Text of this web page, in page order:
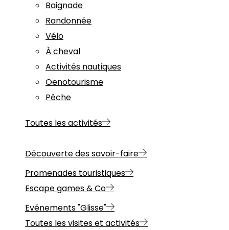
Baignade
Randonnée
Vélo
À cheval
Activités nautiques
Oenotourisme
Pêche
Toutes les activités
Découverte des savoir-faire
Promenades touristiques
Escape games & Co
Evénements "Glisse"
Toutes les visites et activités